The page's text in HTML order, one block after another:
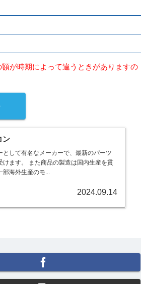
が時期によって違うときがありますの
ン
して有名なメーカーで、最新のパーツ
内生産を貫
部海外生産のモ...
2024.09.14